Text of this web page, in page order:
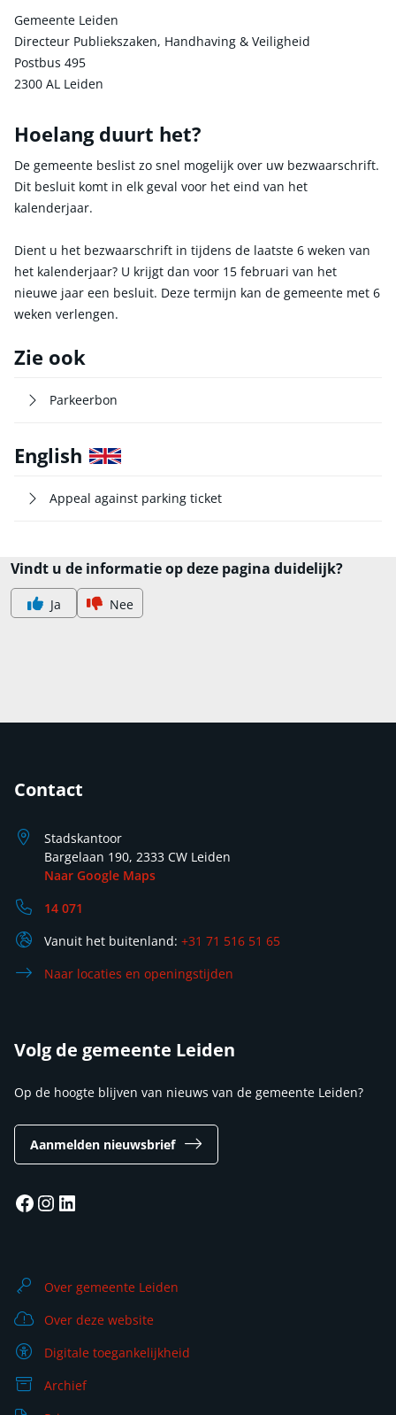
Gemeente Leiden
Directeur Publiekszaken, Handhaving & Veiligheid
Postbus 495
2300 AL Leiden
Hoelang duurt het?
De gemeente beslist zo snel mogelijk over uw bezwaarschrift.
Dit besluit komt in elk geval voor het eind van het
kalenderjaar.
Dient u het bezwaarschrift in tijdens de laatste 6 weken van
het kalenderjaar? U krijgt dan voor 15 februari van het
nieuwe jaar een besluit. Deze termijn kan de gemeente met 6
weken verlengen.
Zie ook
Parkeerbon
English
Appeal against parking ticket
Vindt u de informatie op deze pagina duidelijk?
Ja Nee
Contact
Stadskantoor
Bargelaan 190, 2333 CW Leiden
Naar Google Maps
14 071
Vanuit het buitenland: +31 71 516 51 65
Naar locaties en openingstijden
Volg de gemeente Leiden
Op de hoogte blijven van nieuws van de gemeente Leiden?
Aanmelden nieuwsbrief
Facebook
Instagram
LinkedIn
Over gemeente Leiden
Over deze website
Digitale toegankelijkheid
Archief